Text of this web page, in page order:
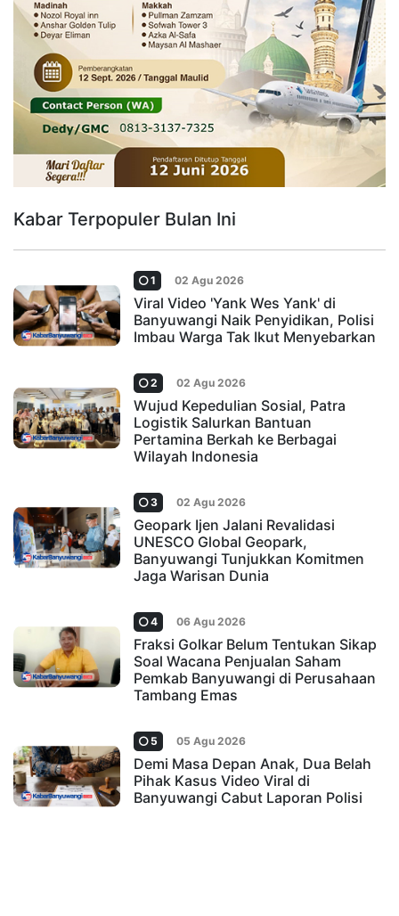
Kabar Terpopuler Bulan Ini
1 02 Agu 2026
Viral Video 'Yank Wes Yank' di
Banyuwangi Naik Penyidikan, Polisi
Imbau Warga Tak Ikut Menyebarkan
2 02 Agu 2026
Wujud Kepedulian Sosial, Patra
Logistik Salurkan Bantuan
Pertamina Berkah ke Berbagai
Wilayah Indonesia
3 02 Agu 2026
Geopark Ijen Jalani Revalidasi
UNESCO Global Geopark,
Banyuwangi Tunjukkan Komitmen
Jaga Warisan Dunia
4 06 Agu 2026
Fraksi Golkar Belum Tentukan Sikap
Soal Wacana Penjualan Saham
Pemkab Banyuwangi di Perusahaan
Tambang Emas
5 05 Agu 2026
Demi Masa Depan Anak, Dua Belah
Pihak Kasus Video Viral di
Banyuwangi Cabut Laporan Polisi